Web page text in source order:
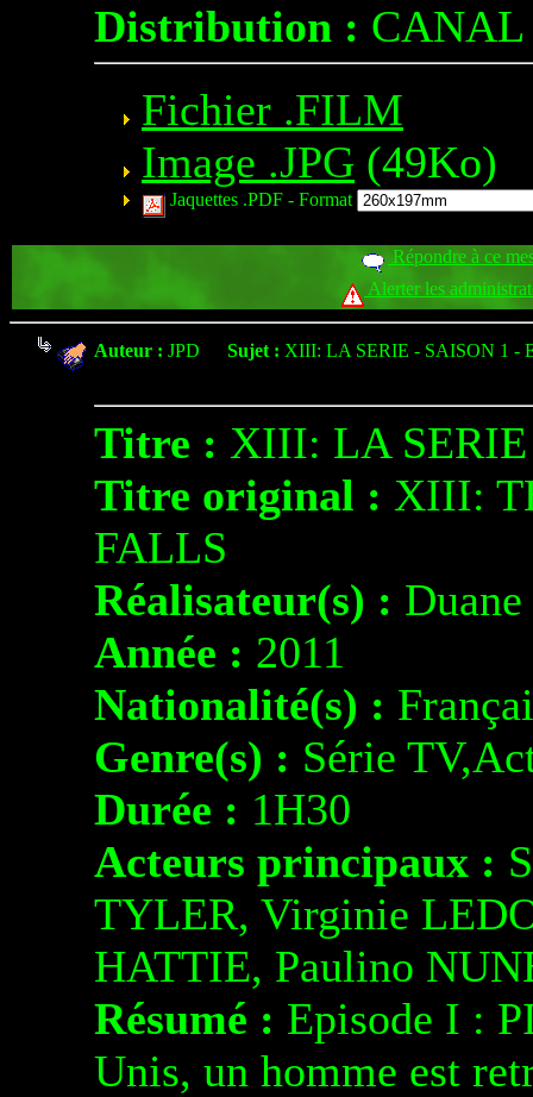
Distribution : CANAL
Fichier .FILM
Image .JPG (49Ko)
Jaquettes .PDF - Format
Répondre à ce
Alerter les
Auteur : JPD Sujet : XIII: LA SERIE - SAISON 1 -
Titre : XIII: LA SERIE
Titre original : XIII:
FALLS
Réalisateur(s) :
Année : 2011
Nationalité(s) :
Genre(s) : Série
Durée : 1H30
Acteurs principaux :
TYLER, Virginie
HATTIE, Paulino
Résumé : Episode I :
Unis, un homme est